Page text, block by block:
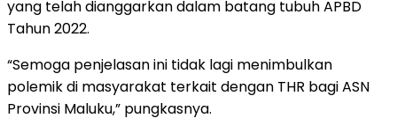
yang telah dianggarkan dalam batang tubuh APBD
Tahun 2022.
“Semoga penjelasan ini tidak lagi menimbulkan
polemik di masyarakat terkait dengan THR bagi ASN
Provinsi Maluku,” pungkasnya.